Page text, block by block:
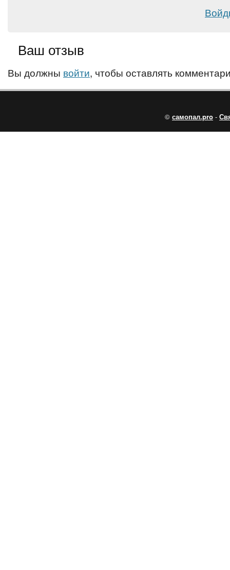
Ваш отзыв
Вы должны войти, чтобы оставлять
© самопал.pro -